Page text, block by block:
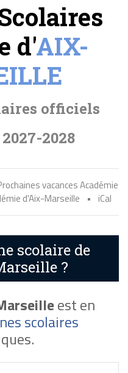
d'AIX-
officiels
2028
vacances Académie
d'Aix-Marseille • iCal
scolaire de
?
est en
scolaires